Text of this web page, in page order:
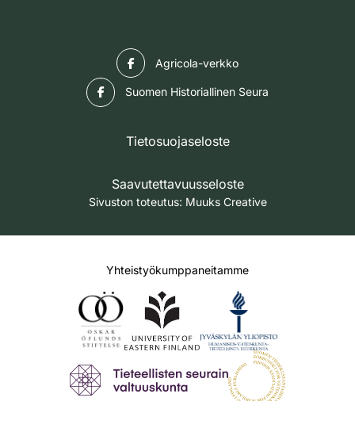
Agricola-verkko
Suomen Historiallinen Seura
Tietosuojaseloste
Saavutettavuusseloste
Sivuston toteutus: Muuks Creative
Yhteistyökumppaneitamme